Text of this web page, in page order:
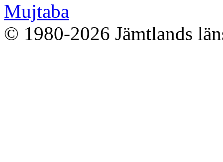
Mujtaba
© 1980-2026 Jämtlands